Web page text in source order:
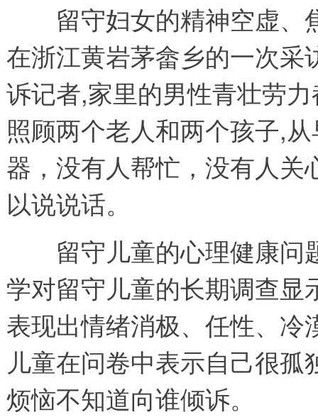
留守妇女的精神空虚、
在浙江黄岩茅畲乡的一次
诉记者,家里的男性青壮劳
照顾两个老人和两个孩子,
器，没有人帮忙，没有人
以说说话。
留守儿童的心理健康问
学对留守儿童的长期调查
表现出情绪消极、任性、
儿童在问卷中表示自己很
烦恼不知道向谁倾诉。